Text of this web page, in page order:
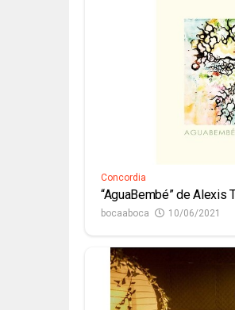
Concordia
“AguaBembé” de Alexis
bocaaboca 10/06/2021